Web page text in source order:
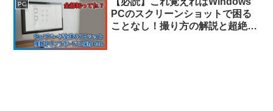
PC
PCのスクリーンショットで困る
ことなし！撮り方の解説と超絶便